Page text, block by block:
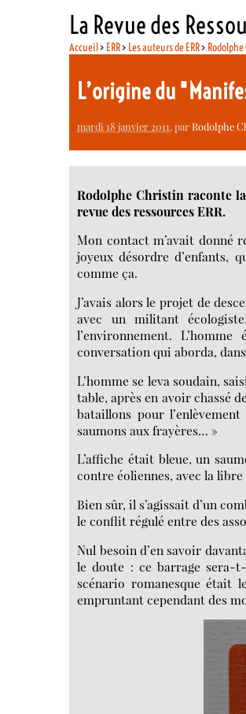
La Revue des
Accueil> ERR> Les auteurs de ERR>
L’origine du
mardi 18 janvier 2011, parRodolphe
Rodolphe Christin raconte
revue des ressources ERR.
Mon contact m’avait donné
joyeux désordre d’enfants,
comme ça.
J’avais alors le projet de
avec un militant
l’environnement.
conversation qui aborda,
L’homme se leva soudain,
table, après en avoir chassé
bataillons pour
saumons aux frayères… »
L’affiche était bleue, un
contre éoliennes, avec la
Bien sûr, il s’agissait d’un
le conflit régulé entre des
Nul besoin d’en savoir
le doute : ce barrage sera-
scénario romanesque était
empruntant cependant des